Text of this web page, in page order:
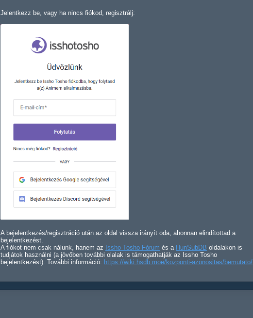
Jelentkezz be, vagy ha nincs fiókod, regisztrálj:
A bejelentkezés/regisztráció után az oldal vissza irányít oda, ahonnan elindítottad a
bejelentkezést.
A fiókot nem csak nálunk, hanem az Issho Tosho Fórum és a HunSubDB oldalakon is
tudjátok használni (a jövőben további olalak is támogathatják az Issho Tosho
bejelentkezést). További információ: https://wiki.hsdb.moe/kozponti-azonositas/bemutato/